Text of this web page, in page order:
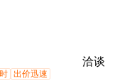
洽谈
出价迅速